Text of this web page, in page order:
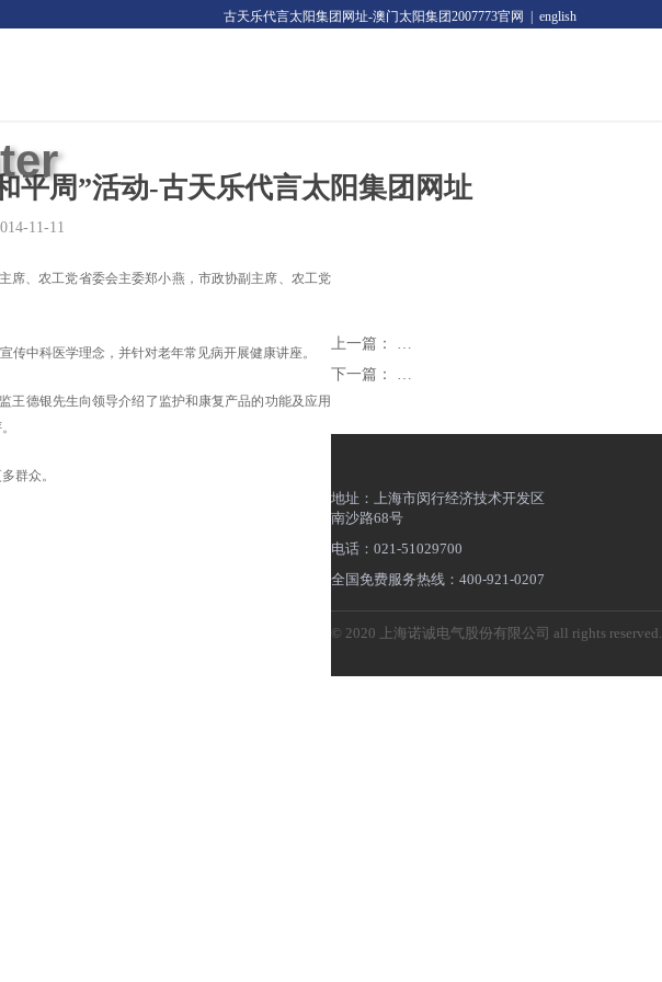
古天乐代言太阳集团网址-澳门太阳集团2007773官网 english
平周”活动-古天乐代言太阳集团网址
11-11
、农工党省委会主委郑小燕，市政协副主席、农工党
中科医学理念，并针对老年常见病开展健康讲座。
德银先生向领导介绍了监护和康复产品的功能及应用
群众。
上一篇：
这一年，我想对你说声感谢！
下一篇：
专业伙伴 聚势共赢
地址：上海市闵行经济技术开发区
南沙路68号
电话：021-51029700
全国免费服务热线：400-921-0207
© 2020 上海诺诚电气股份有限公司 all rights reserved.